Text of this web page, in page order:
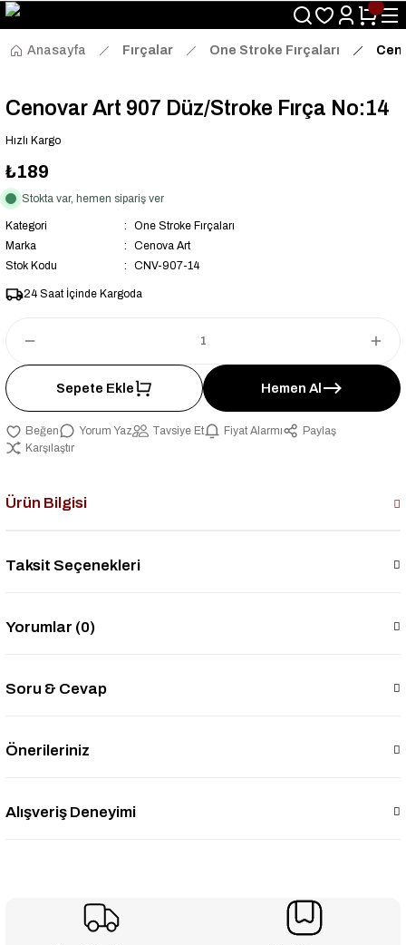
Size Özel "HG10" Kodu ile Sepette Hemen %10 İndirim Fırsatını
Kaçırmayın!
Anasayfa
Fırçalar One Stroke Fırçaları
Cenovar Art 907 Düz/Stroke Fırça No:14
Hızlı Kargo
₺189
Stokta var, hemen sipariş ver
Kategori
One Stroke Fırçaları
Marka
Cenova Art
Stok Kodu
CNV-907-14
24 Saat İçinde Kargoda
Sepete Ekle Hemen Al
Yorum Yaz Tavsiye Et Fiyat Alarmı
Paylaş
Karşılaştır
Ürün Bilgisi
Taksit Seçenekleri
Yorumlar (0)
Soru & Cevap
Önerileriniz
Alışveriş Deneyimi